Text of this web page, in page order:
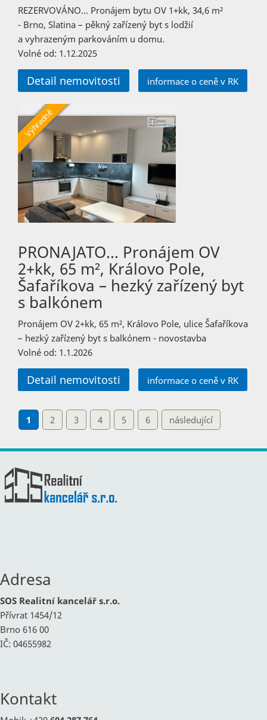
REZERVOVÁNO… Pronájem bytu OV 1+kk, 34,6 m²
- Brno, Slatina – pěkný zařízený byt s lodžií
a vyhrazeným parkováním u domu.
Volné od: 1.12.2025
Detail nemovitosti informace o ceně v RK
PRONAJATO… Pronájem OV
2+kk, 65 m², Královo Pole,
Šafaříkova – hezký zařízený byt
s balkónem
Pronájem OV 2+kk, 65 m², Královo Pole, ulice Šafaříkova
– hezký zařízený byt s balkónem - novostavba
Volné od: 1.1.2026
Detail nemovitosti informace o ceně v RK
1 2 3 4 5 6 následující
Adresa
SOS Realitní kancelář s.r.o.
Přívrat 1454/12
Brno 616 00
IČ: 04655982
Kontakt